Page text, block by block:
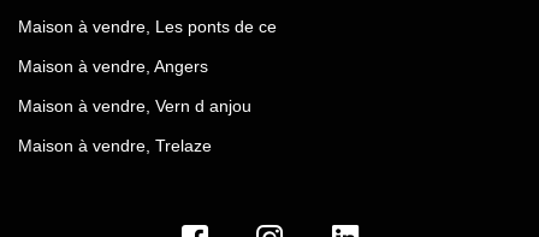
Maison à vendre, Les ponts de ce
Maison à vendre, Angers
Maison à vendre, Vern d anjou
Maison à vendre, Trelaze